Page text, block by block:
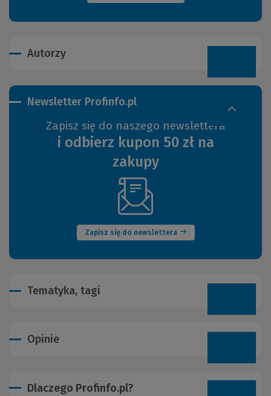
Autorzy
Newsletter Profinfo.pl
Zapisz się do naszego newslettera
i odbierz kupon 50 zł na
zakupy
Zapisz się do newslettera
(Nowe
okno)
Tematyka, tagi
Opinie
Dlaczego Profinfo.pl?